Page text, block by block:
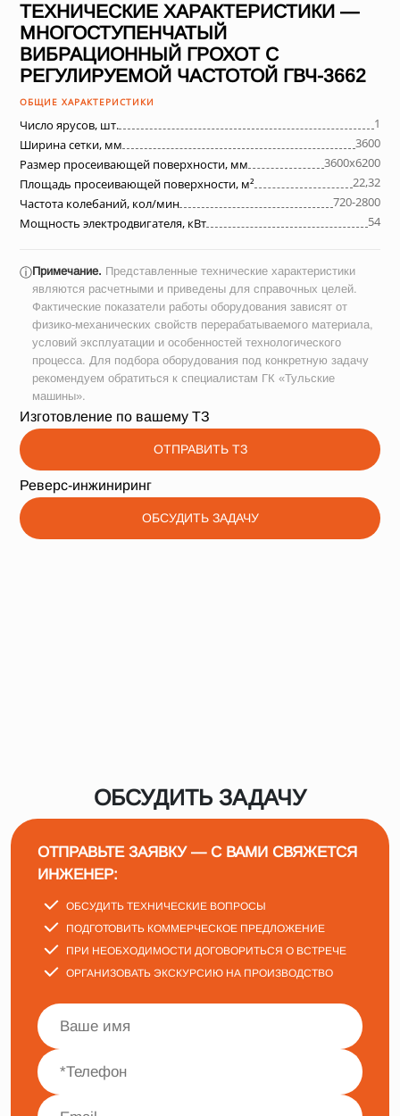
ТЕХНИЧЕСКИЕ ХАРАКТЕРИСТИКИ —
МНОГОСТУПЕНЧАТЫЙ
ВИБРАЦИОННЫЙ ГРОХОТ С
РЕГУЛИРУЕМОЙ ЧАСТОТОЙ ГВЧ-3662
ОБЩИЕ ХАРАКТЕРИСТИКИ
Число ярусов, шт.
1
Ширина сетки, мм
3600
Размер просеивающей поверхности, мм
3600х6200
Площадь просеивающей поверхности, м²
22,32
Частота колебаний, кол/мин
720-2800
Мощность электродвигателя, кВт
54
ⓘПримечание. Представленные технические характеристики
являются расчетными и приведены для справочных целей.
Фактические показатели работы оборудования зависят от
физико-механических свойств перерабатываемого материала,
условий эксплуатации и особенностей технологического
процесса. Для подбора оборудования под конкретную задачу
рекомендуем обратиться к специалистам ГК «Тульские
машины».
Изготовление по вашему ТЗ
ОТПРАВИТЬ ТЗ
Реверс-инжиниринг
ОБСУДИТЬ ЗАДАЧУ
ОБСУДИТЬ ЗАДАЧУ
ОТПРАВЬТЕ ЗАЯВКУ — С ВАМИ СВЯЖЕТСЯ
ИНЖЕНЕР:
ОБСУДИТЬ ТЕХНИЧЕСКИЕ ВОПРОСЫ
ПОДГОТОВИТЬ КОММЕРЧЕСКОЕ ПРЕДЛОЖЕНИЕ
ПРИ НЕОБХОДИМОСТИ ДОГОВОРИТЬСЯ О ВСТРЕЧЕ
ОРГАНИЗОВАТЬ ЭКСКУРСИЮ НА ПРОИЗВОДСТВО